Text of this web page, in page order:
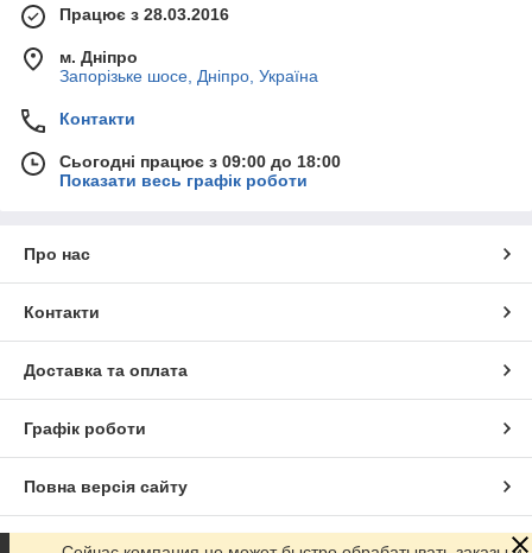
Працює з 28.03.2016
м. Дніпро
Запорізьке шосе, Дніпро, Україна
Контакти
Сьогодні працює з 09:00 до 18:00
Показати весь графік роботи
Про нас
Контакти
Доставка та оплата
Графік роботи
Повна версія сайту
Сайт створено на маркетплейсі Prom.ua